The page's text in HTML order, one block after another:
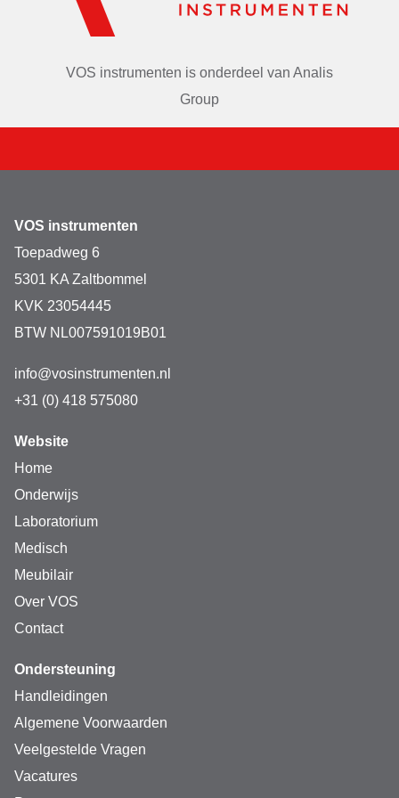
overbelasting beveiliging. Kortom een ideale balans voor
VOS instrumenten is onderdeel van Analis
Group
VOS instrumenten
Toepadweg 6
5301 KA Zaltbommel
KVK 23054445
BTW NL007591019B01
info@vosinstrumenten.nl
+31 (0) 418 575080
Website
Home
Onderwijs
Laboratorium
Medisch
Meubilair
Over VOS
Contact
Ondersteuning
Handleidingen
Algemene Voorwaarden
Veelgestelde Vragen
Vacatures